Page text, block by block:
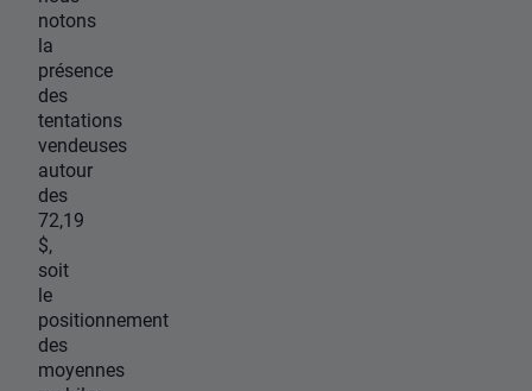
notons
la
présence
des
tentations
vendeuses
autour
des
72,19
$,
soit
le
positionnement
des
moyennes